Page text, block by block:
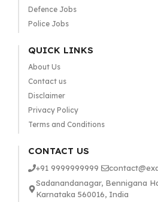
Defence Jobs
Police Jobs
QUICK LINKS
About Us
Contact us
Disclaimer
Privacy Policy
Terms and Conditions
CONTACT US
+91 9999999999
Sadanandanagar, Bennigana
Karnataka 560016, India